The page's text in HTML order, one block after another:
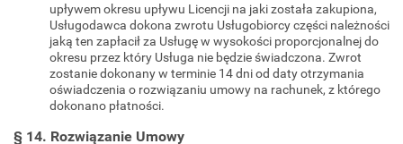
upływem okresu upływu Licencji na jaki została zakupiona,
Usługodawca dokona zwrotu Usługobiorcy części należności
jaką ten zapłacił za Usługę w wysokości proporcjonalnej do
okresu przez który Usługa nie będzie świadczona. Zwrot
zostanie dokonany w terminie 14 dni od daty otrzymania
oświadczenia o rozwiązaniu umowy na rachunek, z którego
dokonano płatności.
§ 14. Rozwiązanie Umowy